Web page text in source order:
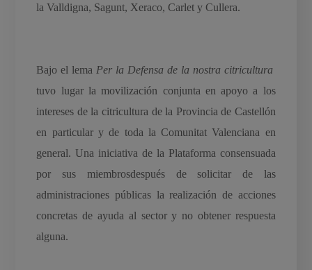
la Valldigna, Sagunt, Xeraco, Carlet y Cullera.
Bajo el lema Per la Defensa de la nostra citricultura
tuvo lugar la movilización conjunta en apoyo a los
intereses de la citricultura de la Provincia de Castellón
en particular y de toda la Comunitat Valenciana en
general. Una iniciativa de la Plataforma consensuada
por sus miembrosdespués de solicitar de las
administraciones públicas la realización de acciones
concretas de ayuda al sector y no obtener respuesta
alguna.